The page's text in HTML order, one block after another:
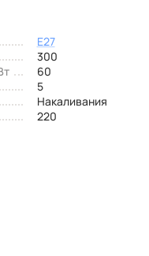
E27
300
60
5
Накаливания
220